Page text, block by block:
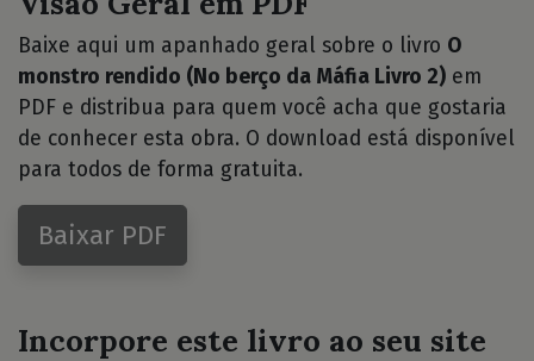
Baixe aqui um apanhado geral sobre o livro O
monstro rendido (No berço da Máfia Livro 2) em
PDF e distribua para quem você acha que gostaria
de conhecer esta obra. O download está disponível
para todos de forma gratuita.
Baixar PDF
Incorpore este livro ao seu site